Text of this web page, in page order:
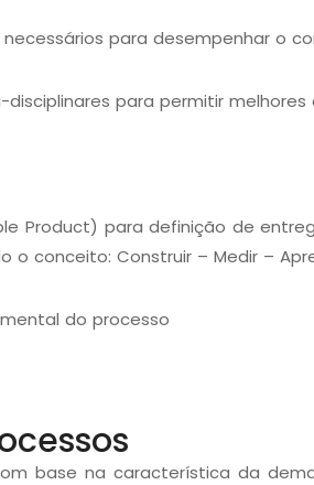
para desempenhar o
para permitir
Product) para definição de
o conceito: Construir – Medir –
do processo
base na característica da